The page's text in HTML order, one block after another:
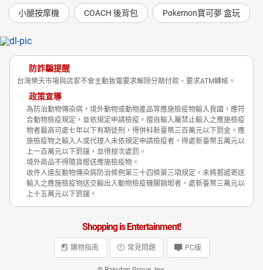
小腿按摩機 COACH 後背包 Pokemon寶可夢 盒玩
防詐騙提醒
台灣樂天市場與店家不會主動致電要求解除分期付款、要求ATM轉帳。
政策宣導
為防治動物傳染病，境外動物或動物產品等應施檢疫物輸入我國，應符
合動物檢疫規定，並依規定申請檢疫。擅自輸入屬禁止輸入之應施檢疫
物者最高可處七年以下有期徒刑，得併科新臺幣三百萬元以下罰金。應
施檢疫物之輸入人或代理人未依規定申請檢疫者，得處新臺幣五萬元以
上一百萬元以下罰鍰，並得按次處罰。
境外商品不得隨貨贈送應施檢疫物。
收件人違反動物傳染病防治條例第三十四條第三項規定，未將郵遞寄送
輸入之應施檢疫物送交輸出入動物檢疫機關銷燬者，處新臺幣三萬元以
上十五萬元以下罰鍰。
Shopping is Entertainment!
購物指南 常見問題 PC版